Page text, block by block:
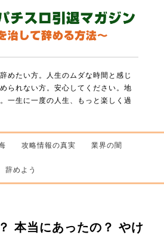
めたい方。人生のムダな時間と感じ
られない方。 安心してください。地
一生に一度の人生、もっと楽しく過
攻略情報の真実 業界の闇
辞めよう
本当にあったの？ やけ